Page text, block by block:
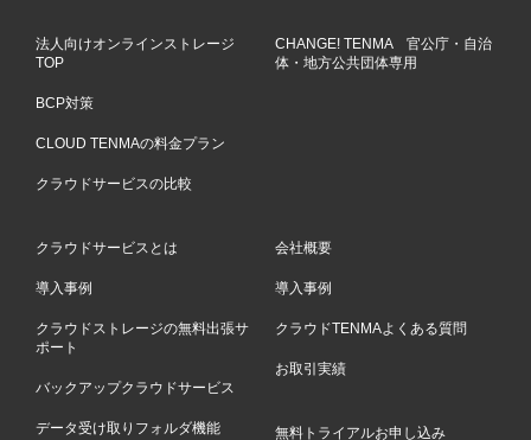
法人向けオンラインストレージ
TOP
BCP対策
CLOUD TENMAの料金プラン
クラウドサービスの比較
CHANGE! TENMA 官公庁・自治
体・地方公共団体専用
クラウドサービスとは
導入事例
クラウドストレージの無料出張サ
ポート
バックアップクラウドサービス
データ受け取りフォルダ機能
会社概要
導入事例
クラウドTENMAよくある質問
お取引実績
無料トライアルお申し込み